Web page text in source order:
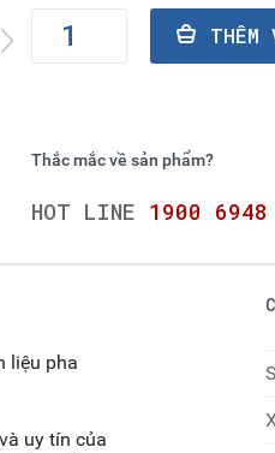
Thắc mắc về sản phẩm?
HOT LINE 1900 6948
liệu pha
uy tín của